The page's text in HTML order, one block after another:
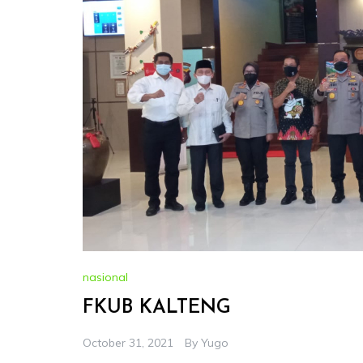
nasional
FKUB KALTENG
October 31, 2021 By Yugo